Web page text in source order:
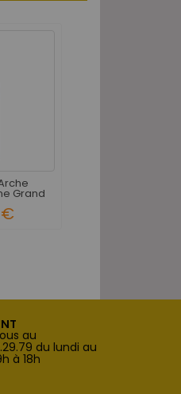
Grand
au
du lundi au
à 18h